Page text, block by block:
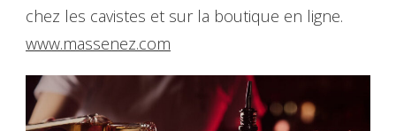
chez les cavistes et sur la boutique en ligne.
www.massenez.com